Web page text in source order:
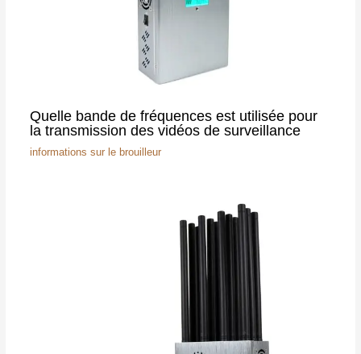
Quelle bande de fréquences est utilisée pour
la transmission des vidéos de surveillance
informations sur le brouilleur